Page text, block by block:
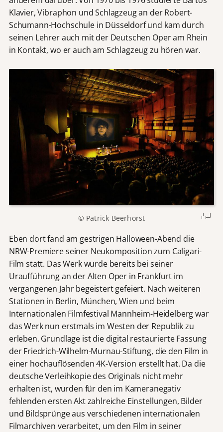
Klavier, Vibraphon und Schlagzeug an der Robert-
Schumann-Hochschule in Düsseldorf und kam durch
seinen Lehrer auch mit der Deutschen Oper am Rhein
in Kontakt, wo er auch am Schlagzeug zu hören war.
© Patrick Beerhorst
Eben dort fand am gestrigen Halloween-Abend die
NRW-Premiere seiner Neukomposition zum Caligari-
Film statt. Das Werk wurde bereits bei seiner
Uraufführung an der Alten Oper in Frankfurt im
vergangenen Jahr begeistert gefeiert. Nach weiteren
Stationen in Berlin, München, Wien und beim
Internationalen Filmfestival Mannheim-Heidelberg war
das Werk nun erstmals im Westen der Republik zu
erleben. Grundlage ist die digital restaurierte Fassung
der Friedrich-Wilhelm-Murnau-Stiftung, die den Film in
einer hochauflösenden 4K-Version erstellt hat. Da die
deutsche Verleihkopie des Originals nicht mehr
erhalten ist, wurden für den im Kameranegativ
fehlenden ersten Akt zahlreiche Einstellungen, Bilder
und Bildsprünge aus verschiedenen internationalen
Filmarchiven verarbeitet, um den Film in seiner